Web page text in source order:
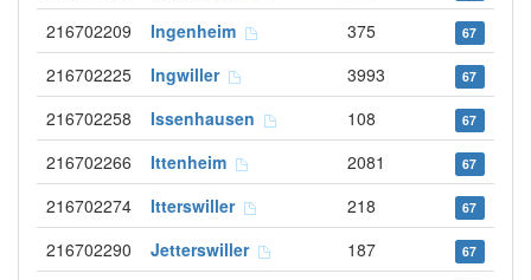
216702209 Ingenheim 375 67
216702225 Ingwiller 3993 67
216702258 Issenhausen 108 67
216702266 Ittenheim 2081 67
216702274 Itterswiller 218 67
216702290 Jetterswiller 187 67